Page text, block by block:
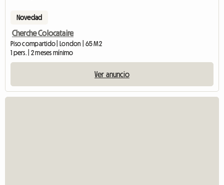
Novedad
Cherche Colocataire
Piso compartido | London | 65 M2
1 pers. | 2 meses mínimo
Ver anuncio